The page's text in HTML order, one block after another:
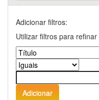
Adicionar filtros:
Utilizar filtros para